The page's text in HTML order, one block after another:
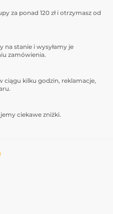
za ponad 120 zł i otrzymasz od
stanie i wysyłamy je
zamówienia.
ciągu kilku godzin, reklamacje,
ciekawe zniżki.